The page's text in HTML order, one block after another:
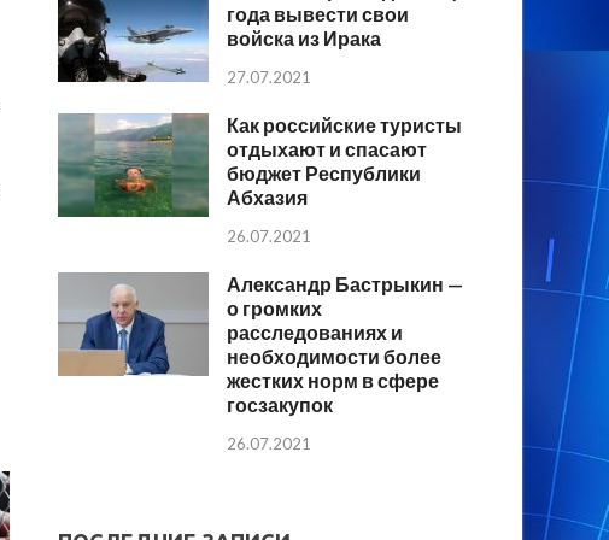
года вывести свои
войска из Ирака
27.07.2021
Как российские туристы
отдыхают и спасают
бюджет Республики
Абхазия
26.07.2021
Александр Бастрыкин —
о громких
расследованиях и
необходимости более
жестких норм в сфере
госзакупок
26.07.2021